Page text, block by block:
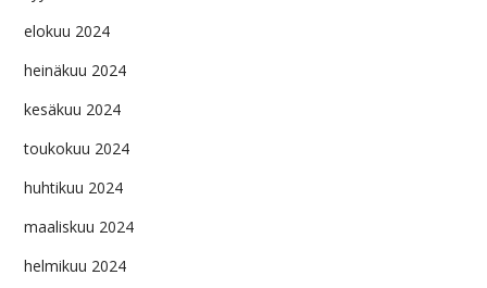
elokuu 2024
heinäkuu 2024
kesäkuu 2024
toukokuu 2024
huhtikuu 2024
maaliskuu 2024
helmikuu 2024